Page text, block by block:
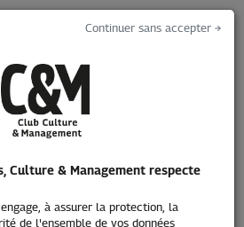
L'emploi
Continuer sans accepter →
Culture & Management respecte
à assurer la protection, la
de l'ensemble de vos données